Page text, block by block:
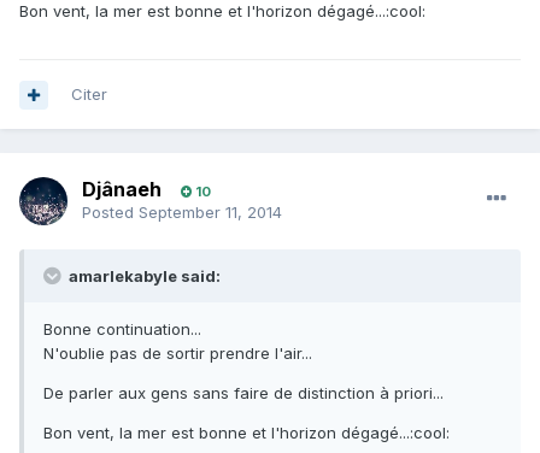
Bon vent, la mer est bonne et l'horizon dégagé...:cool:
Citer
Djânaeh 10
Posted September 11, 2014
amarlekabyle said:
Bonne continuation...
N'oublie pas de sortir prendre l'air...
De parler aux gens sans faire de distinction à priori...
Bon vent, la mer est bonne et l'horizon dégagé...:cool: